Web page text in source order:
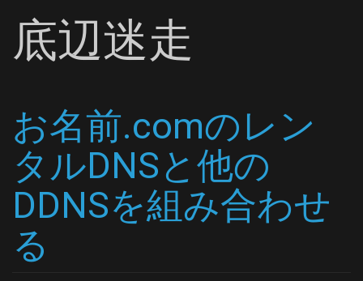
底辺迷走
お名前.comのレン
タルDNSと他の
DDNSを組み合わせ
る